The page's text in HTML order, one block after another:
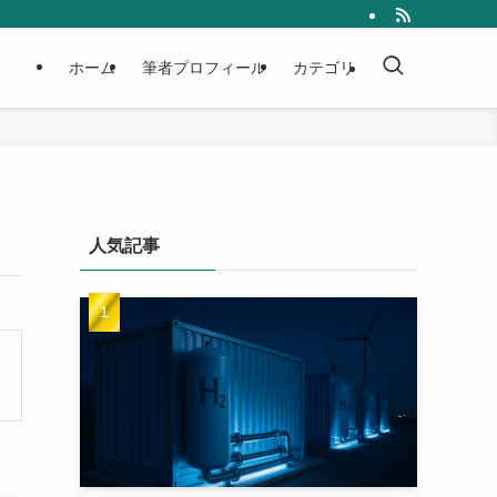
ホーム 筆者プロフィール カテゴリ
人気記事